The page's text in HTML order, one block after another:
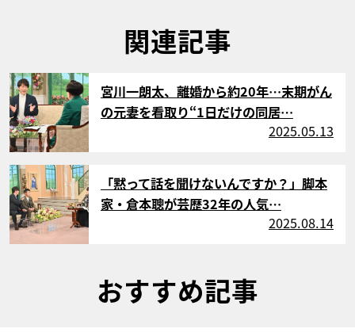
関連記事
サムネイル
宮川一朗太、離婚から約20年…末期がん
の元妻を看取り“1日だけの同居…
2025.05.13
サムネイル
「黙って話を聞けないんですか？」脚本
家・倉本聰が芸歴32年の人気…
2025.08.14
おすすめ記事